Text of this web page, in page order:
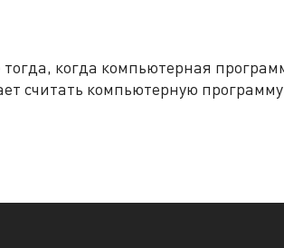
когда компьютерная
считать компьютерную